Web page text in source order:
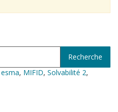
esma, MIFID, Solvabilité 2,